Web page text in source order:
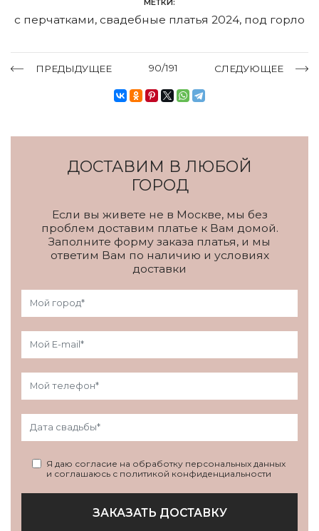
МЕТКИ:
с перчатками, свадебные платья 2024, под горло
ПРЕДЫДУЩЕЕ 90/191 СЛЕДУЮЩЕЕ
ДОСТАВИМ В ЛЮБОЙ
ГОРОД
Если вы живете не в Москве, мы без
проблем доставим платье к Вам домой.
Заполните форму заказа платья, и мы
ответим Вам по наличию и условиях
доставки
Я даю согласие на обработку персональных данных
и соглашаюсь с политикой конфиденциальности
ЗАКАЗАТЬ ДОСТАВКУ